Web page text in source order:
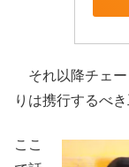
それ以降チェー
りは携行するべ
ここ